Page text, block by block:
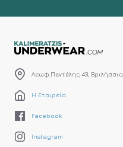
Λεωφ.Πεντέλης 43, Βριλήσσια
Η Εταιρεία
Facebook
Instagram